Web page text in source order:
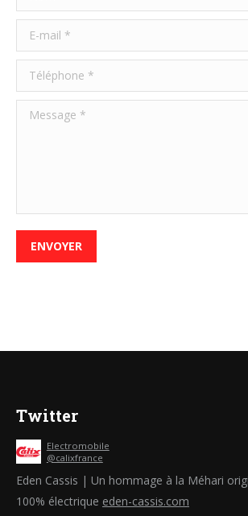
E-mail *
Téléphone *
Message *
ENVOYER
Twitter
Electromobile
@calixfrance
Eden Cassis | Un hommage à la Méhari
100% électrique eden-cassis.com